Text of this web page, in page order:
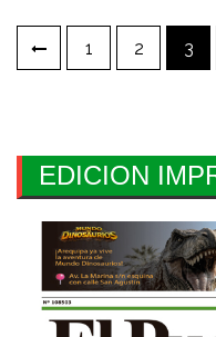
Paginación
de
1 2 3
EDICION